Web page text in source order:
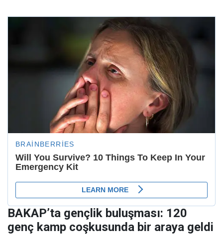
BAKAP’ta gençlik buluşması: 120
genç kamp coşkusunda bir araya geldi